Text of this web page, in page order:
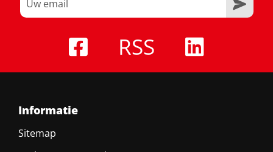
RSS
Informatie
Sitemap